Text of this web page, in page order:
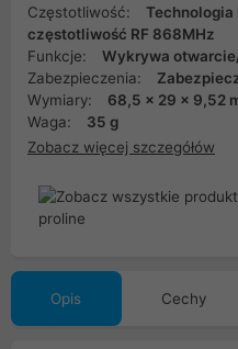
Częstotliwość:
Technologia
częstotliwość RF 868MHz
Funkcje:
Wykrywa
Zabezpieczenia:
Wymiary:
68,5 x 29 x 9,52
Waga:
35 g
Zobacz więcej szczegółów
Opis Cechy